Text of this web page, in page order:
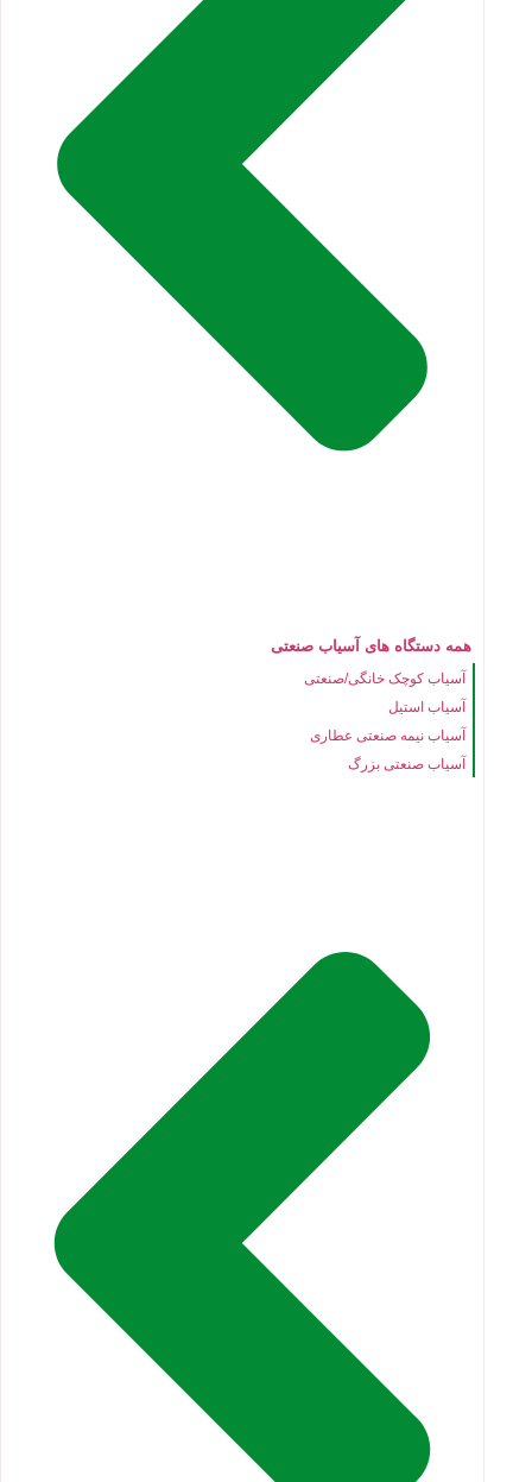
همه دستگاه های آسیاب صنعتی
آسیاب کوچک خانگی/صنعتی
آسیاب استیل
آسیاب نیمه صنعتی عطاری
آسیاب صنعتی بزرگ